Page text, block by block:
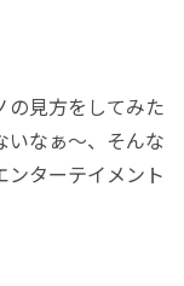
の見方をしてみた
いなぁ〜、そんな
ターテイメント